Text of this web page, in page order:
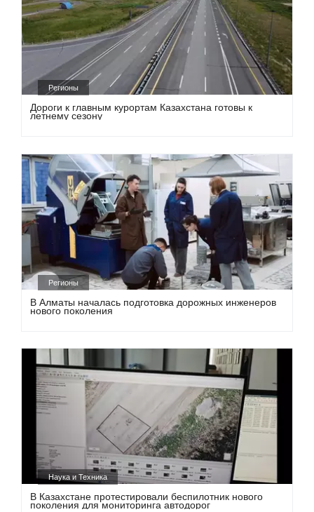
Регионы
Дороги к главным курортам Казахстана готовы к
летнему сезону
Регионы
В Алматы началась подготовка дорожных инженеров
нового поколения
Наука и Техника
В Казахстане протестировали беспилотник нового
поколения для мониторинга автодорог